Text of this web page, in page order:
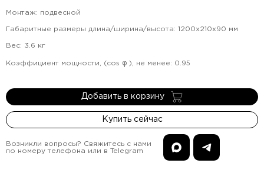
Монтаж: подвесной
Габаритные размеры длина/ширина/высота: 1200х210х90 мм
Вес: 3.6 кг
Коэффициент мощности, (cos φ ), не менее: 0.95
Добавить в корзину
Купить сейчас
Возникли вопросы? Свяжитесь с нами
по номеру телефона или в Telegram